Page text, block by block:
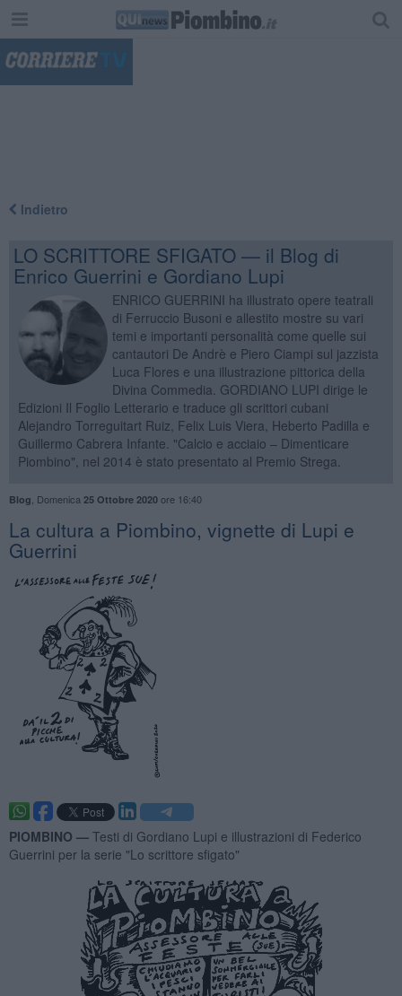
Indietro
LO SCRITTORE SFIGATO — il Blog di
Enrico Guerrini e Gordiano Lupi
ENRICO GUERRINI ha illustrato opere teatrali
di Ferruccio Busoni e allestito mostre su vari
temi e importanti personalità come quelle sui
cantautori De Andrè e Piero Ciampi sul jazzista
Luca Flores e una illustrazione pittorica della
Divina Commedia. GORDIANO LUPI dirige le
Edizioni Il Foglio Letterario e traduce gli scrittori cubani
Alejandro Torreguitart Ruiz, Felix Luis Viera, Heberto Padilla e
Guillermo Cabrera Infante. "Calcio e acciaio – Dimenticare
Piombino", nel 2014 è stato presentato al Premio Strega.
Blog Domenica 25 Ottobre 2020ore 16:40
La cultura a Piombino, vignette di Lupi e
Guerrini
PIOMBINO — Testi di Gordiano Lupi e illustrazioni di Federico
Guerrini per la serie "Lo scrittore sfigato"